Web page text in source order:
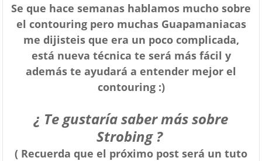
Se que hace semanas hablamos mucho sobre
el contouring pero muchas Guapamaniacas
me dijisteis que era un poco complicada,
está nueva técnica te será más fácil y
además te ayudará a entender mejor el
contouring :)
¿ Te gustaría saber más sobre
Strobing ?
( Recuerda que el próximo post será un tuto